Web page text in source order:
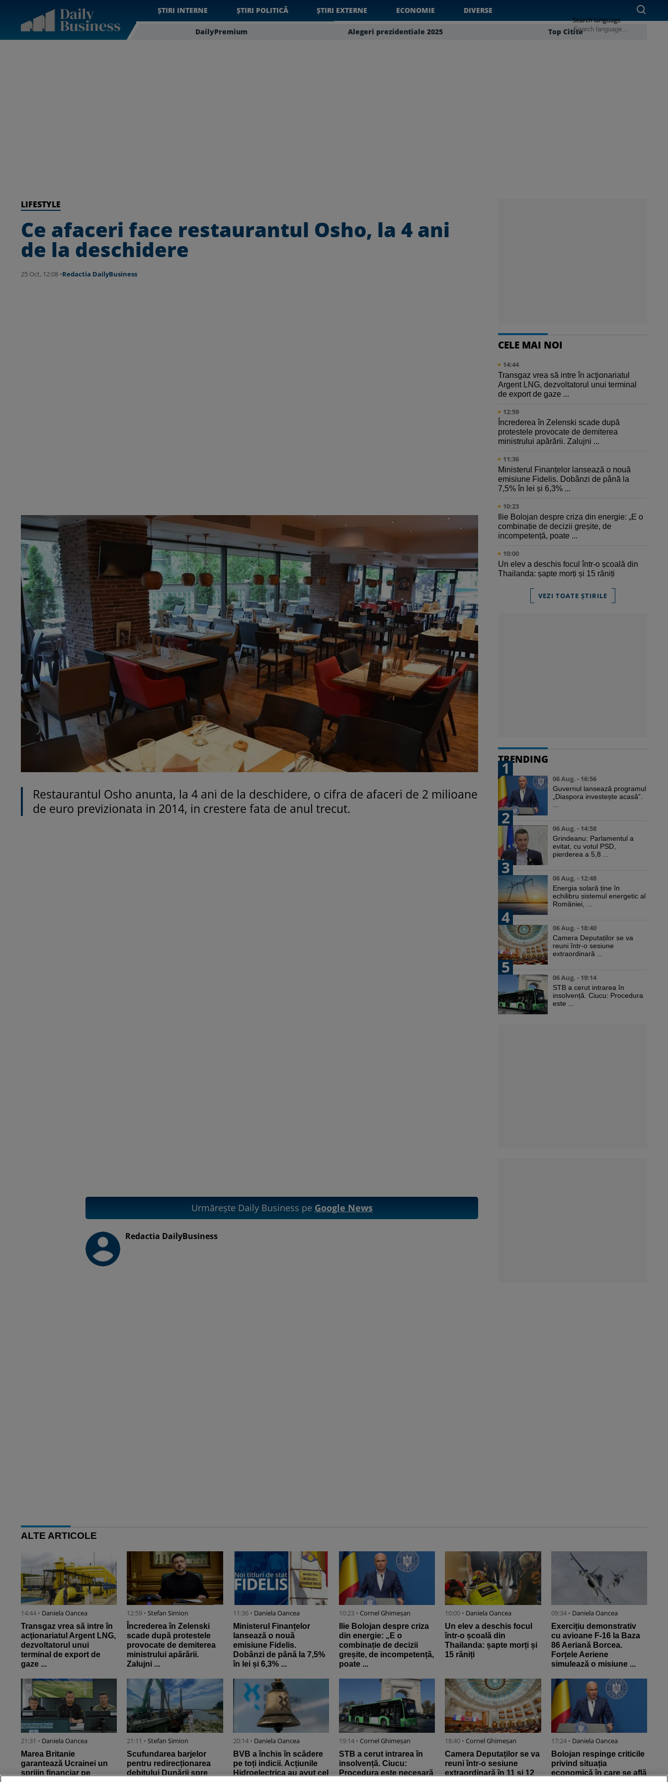
ȘTIRI INTERNE ȘTIRI POLITICĂ ȘTIRI EXTERNE ECONOMIE DIVERSE
DailyPremium Alegeri prezidentiale 2025 Top Citite
Search language
LIFESTYLE
Ce afaceri face restaurantul Osho, la 4 ani
de la deschidere
25 Oct, 12:08 •Redactia DailyBusiness
Restaurantul Osho anunta, la 4 ani de la deschidere, o cifra de afaceri de 2 milioane
de euro previzionata in 2014, in crestere fata de anul trecut.
Urmărește Daily Business pe Google News
Redactia DailyBusiness
ALTE ARTICOLE
14:44 • Daniela Oancea
Transgaz vrea să intre în
acţionariatul Argent LNG,
dezvoltatorul unui
terminal de export de
gaze ...
12:59 •Stefan Simion
Încrederea în Zelenski
scade după protestele
provocate de demiterea
ministrului apărării.
Zalujni ...
11:36 • Daniela Oancea
Ministerul Finanțelor
lansează o nouă
emisiune Fidelis.
Dobânzi de până la 7,5%
în lei și 6,3% ...
10:23 • Cornel Ghimeșan
Ilie Bolojan despre criza
din energie: „E o
combinație de decizii
greșite, de incompetență,
poate ...
10:00 • Daniela Oancea
Un elev a deschis focul
într-o școală din
Thailanda: șapte morți și
15 răniți
09:34 • Daniela Oancea
Exercițiu demonstrativ
cu avioane F-16 la Baza
86 Aeriană Borcea.
Forțele Aeriene
simulează o misiune ...
21:31 • Daniela Oancea
Marea Britanie
garantează Ucrainei un
sprijin financiar pe
21:11 •Stefan Simion
Scufundarea barjelor
pentru redirecționarea
debitului Dunării spre
20:14 • Daniela Oancea
BVB a închis în scădere
pe toți indicii. Acțiunile
Hidroelectrica au avut cel
19:14 • Cornel Ghimeșan
STB a cerut intrarea în
insolvență. Ciucu:
Procedura este necesară
18:40 • Cornel Ghimeșan
Camera Deputaților se va
reuni într-o sesiune
extraordinară în 11 și 12
17:24 • Daniela Oancea
Bolojan respinge criticile
privind situația
economică în care se află
CELE MAI NOI
14:44
Transgaz vrea să intre în acţionariatul
Argent LNG, dezvoltatorul unui terminal
de export de gaze ...
12:59
Încrederea în Zelenski scade după
protestele provocate de demiterea
ministrului apărării. Zalujni ...
11:36
Ministerul Finanțelor lansează o nouă
emisiune Fidelis. Dobânzi de până la
7,5% în lei și 6,3% ...
10:23
Ilie Bolojan despre criza din energie: „E o
combinație de decizii greșite, de
incompetență, poate ...
10:00
Un elev a deschis focul într-o școală din
Thailanda: șapte morți și 15 răniți
VEZI TOATE ȘTIRILE
TRENDING
1
06 Aug. - 16:56
Guvernul lansează programul
„Diaspora investește acasă”.
2
06 Aug. - 14:58
Grindeanu: Parlamentul a
evitat, cu votul PSD,
pierderea a 5,8 ...
3
06 Aug. - 12:48
Energia solară ține în
echilibru sistemul energetic al
României, ...
4
06 Aug. - 18:40
Camera Deputaților se va
reuni într-o sesiune
extraordinară ...
5
06 Aug. - 19:14
STB a cerut intrarea în
insolvență. Ciucu: Procedura
este ...